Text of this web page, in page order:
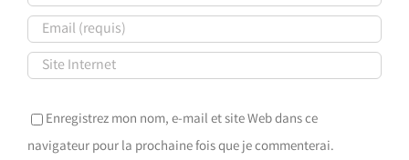
Enregistrez mon nom, e-mail et site Web dans ce
navigateur pour la prochaine fois que je commenterai.